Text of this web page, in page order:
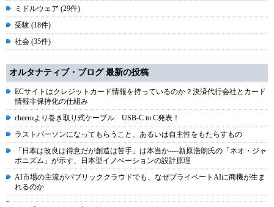
ミドルウェア (29件)
受験 (18件)
社会 (35件)
オルタナティブ・ブログ 最新の投稿
ECサイトはクレジットカード情報を持っているのか？決済代行会社とカード
情報非保持化の仕組み
cheeroより巻き取り式ケーブル USB-C to C発表！
ラストパーソンになってもらうこと、あるいは自主性をもたらすもの
「日本は改良は得意だが創造は苦手」は本当か----新原浩朗氏の「ネオ・ジャ
ポニズム」が示す、日本型イノベーションの設計原理
AI市場の主流がパブリッククラウドでも、なぜプライベートAIに商機が生ま
れるのか